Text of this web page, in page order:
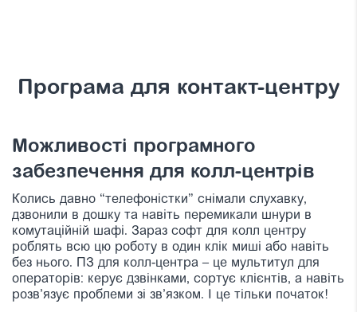
Програма для контакт-центру
Можливості програмного
забезпечення для колл-центрів
Колись давно “телефоністки” снімали слухавку,
дзвонили в дошку та навіть перемикали шнури в
комутаційній шафі. Зараз софт для колл центру
роблять всю цю роботу в один клік миші або навіть
без нього. ПЗ для колл-центра – це мультитул для
операторів: керує дзвінками, сортує клієнтів, а навіть
розв’язує проблеми зі зв’язком. І це тільки початок!